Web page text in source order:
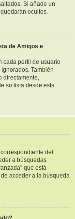
Si añade un
ocultos.
de Amigos e
cada perfil de usuario
También
directamente,
su lista desde esta
del
a búsquedas
que está
acceder a la búsqueda